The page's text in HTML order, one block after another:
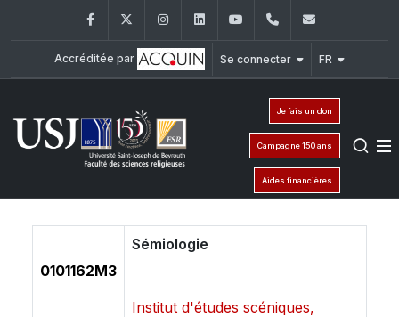
FacebookTwitter InstagramLinkedInYouTube+961 (1) 421 586
Accréditée par Se connecter FR
Je fais un don
Campagne 150 ans
Aides financières
0101162M3
Sémiologie
Institut d'études scéniques,